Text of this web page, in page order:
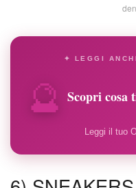
🔮
✦ LEGGI
Scopri
Leggi il tuo